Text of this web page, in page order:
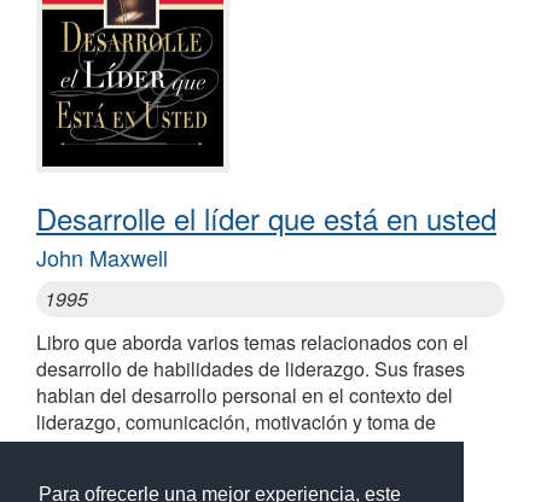
Para ofrecerle una mejor experiencia, este
Desarrolle el líder que está en usted
John Maxwell
1995
Libro que aborda varios temas relacionados con el
desarrollo de habilidades de liderazgo. Sus frases
hablan del desarrollo personal en el contexto del
liderazgo, comunicación, motivación y toma de
decisiones